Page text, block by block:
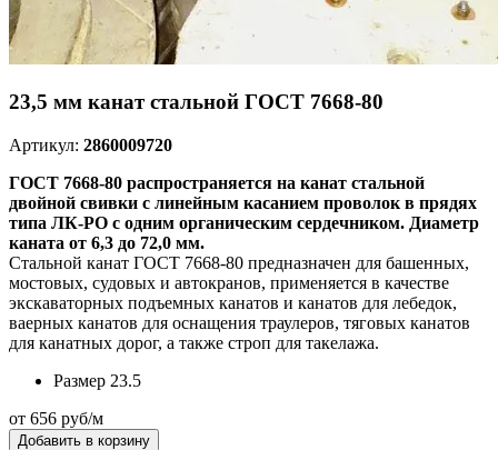
23,5 мм канат стальной ГОСТ 7668-80
Артикул: 2860009720
ГОСТ 7668-80 распространяется на канат стальной
двойной свивки с линейным касанием проволок в прядях
типа ЛК-РО с одним органическим сердечником. Диаметр
каната от 6,3 до 72,0 мм.
Стальной канат ГОСТ 7668-80 предназначен для башенных,
мостовых, судовых и автокранов, применяется в качестве
экскаваторных подъемных канатов и канатов для лебедок,
ваерных канатов для оснащения траулеров, тяговых канатов
для канатных дорог, а также строп для такелажа.
Размер 23.5
от 656 руб/м
Добавить в корзину